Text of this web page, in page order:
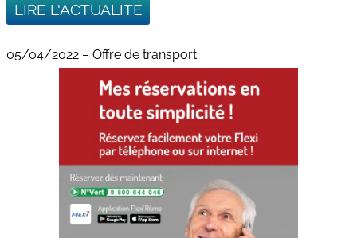
LIRE L'ACTUALITÉ
05/04/2022 – Offre de transport